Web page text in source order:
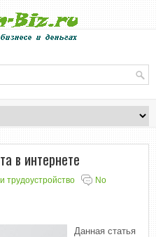
в интернете
трудоустройство
No
Данная статья